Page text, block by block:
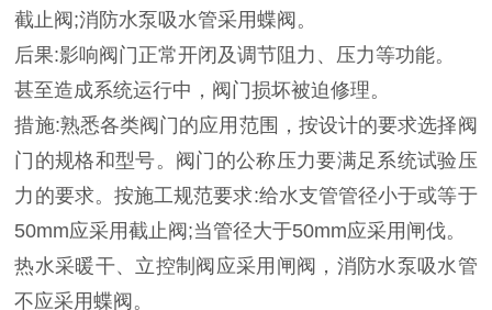
截止阀;消防水泵吸水管采用蝶阀。
后果:影响阀门正常开闭及调节阻力、压力等功能。
甚至造成系统运行中，阀门损坏被迫修理。
措施:熟悉各类阀门的应用范围，按设计的要求选择阀
门的规格和型号。阀门的公称压力要满足系统试验压
力的要求。按施工规范要求:给水支管管径小于或等于
50mm应采用截止阀;当管径大于50mm应采用闸伐。
热水采暖干、立控制阀应采用闸阀，消防水泵吸水管
不应采用蝶阀。